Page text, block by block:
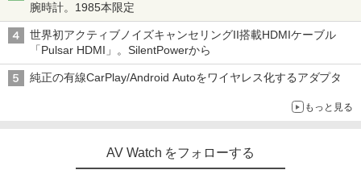
腕時計。1985本限定
世界初アクティブノイズキャンセリングII搭載HDMIケーブル
「Pulsar HDMI」。SilentPowerから
純正の有線CarPlay/Android Autoをワイヤレス化するアダプタ
もっと見る
AV Watch をフォローする